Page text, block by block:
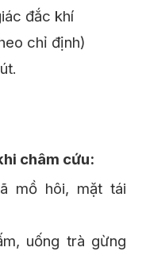
đắc khí
chỉ định)
châm cứu:
mồ hôi, mặt tái
uống trà gừng